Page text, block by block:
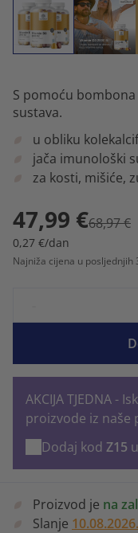
S pomoću
sustava.
u obliku
jača imunološki
za kosti, mišiće,
47,99 €68,97 €
0,27 €/dan
Najniža cijena u posljednjih
AKCIJA TJEDNA -
proizvode iz naše
Dodaj kod Z15
Proizvod je na
Slanje 10.08.2026.